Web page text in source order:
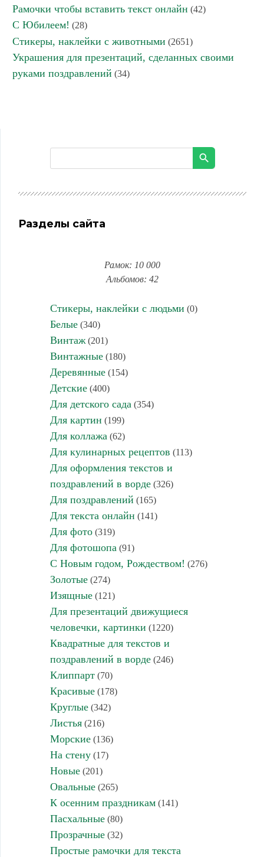
Рамочки чтобы вставить текст онлайн (42)
С Юбилеем! (28)
Стикеры, наклейки с животными (2651)
Украшения для презентаций, сделанных своими
руками поздравлений (34)
Разделы сайта
Рамок: 10 000
Альбомов: 42
Стикеры, наклейки с людьми (0)
Белые(340)
Винтаж(201)
Винтажные(180)
Деревянные(154)
Детские(400)
Для детского сада (354)
Для картин (199)
Для коллажа (62)
Для кулинарных рецептов (113)
Для оформления текстов и
поздравлений в ворде(326)
Для поздравлений (165)
Для текста онлайн (141)
Для фото(319)
Для фотошопа (91)
С Новым годом, Рождеством! (276)
Золотые(274)
Изящные(121)
Для презентаций движущиеся
человечки, картинки (1220)
Квадратные для текстов и
поздравлений в ворде(246)
Клиппарт(70)
Красивые(178)
Круглые(342)
Листья(216)
Морские(136)
На стену(17)
Новые(201)
Овальные(265)
К осенним праздникам(141)
Пасхальные(80)
Прозрачные(32)
Простые рамочки для текста